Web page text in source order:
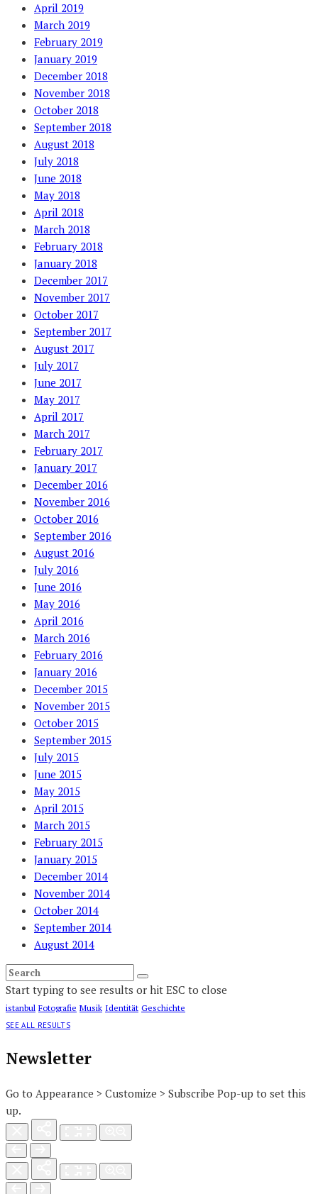
April 2019
March 2019
February 2019
January 2019
December 2018
November 2018
October 2018
September 2018
August 2018
July 2018
June 2018
May 2018
April 2018
March 2018
February 2018
January 2018
December 2017
November 2017
October 2017
September 2017
August 2017
July 2017
June 2017
May 2017
April 2017
March 2017
February 2017
January 2017
December 2016
November 2016
October 2016
September 2016
August 2016
July 2016
June 2016
May 2016
April 2016
March 2016
February 2016
January 2016
December 2015
November 2015
October 2015
September 2015
July 2015
June 2015
May 2015
April 2015
March 2015
February 2015
January 2015
December 2014
November 2014
October 2014
September 2014
August 2014
Start typing to see results or hit ESC to close
istanbul Fotografie Musik Identität Geschichte
SEE ALL RESULTS
Newsletter
Go to Appearance > Customize > Subscribe Pop-up to set this
up.